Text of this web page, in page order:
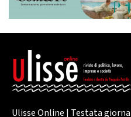
Ulisse Online | Testata